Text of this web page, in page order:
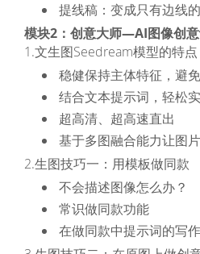
提线稿：变成只有边线
模块2：创意大师—AI图像创
1.文生图Seedream模型的特点
稳健保持主体特征，避
结合文本提示词，轻松
超高清、超高速直出
基于多图融合能力让图
2.生图技巧一：用模板做同款
不会描述图像怎么办？
常识做同款功能
在做同款中提示词的写